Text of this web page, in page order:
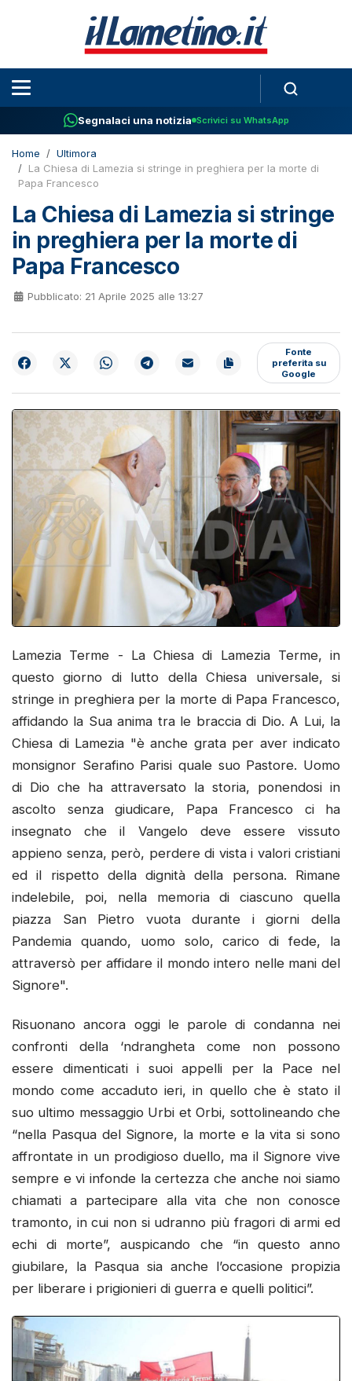
Segnalaci una notizia Scrivici su WhatsApp
Home
Ultimora
La Chiesa di Lamezia si stringe in preghiera per la morte di
Papa Francesco
La Chiesa di Lamezia si stringe
in preghiera per la morte di
Papa Francesco
Pubblicato: 21 Aprile 2025 alle 13:27
Fonte
preferita su
Google
Lamezia Terme - La Chiesa di Lamezia Terme, in
questo giorno di lutto della Chiesa universale, si
stringe in preghiera per la morte di Papa Francesco,
affidando la Sua anima tra le braccia di Dio. A Lui, la
Chiesa di Lamezia "è anche grata per aver indicato
monsignor Serafino Parisi quale suo Pastore. Uomo
di Dio che ha attraversato la storia, ponendosi in
ascolto senza giudicare, Papa Francesco ci ha
insegnato che il Vangelo deve essere vissuto
appieno senza, però, perdere di vista i valori cristiani
ed il rispetto della dignità della persona. Rimane
indelebile, poi, nella memoria di ciascuno quella
piazza San Pietro vuota durante i giorni della
Pandemia quando, uomo solo, carico di fede, la
attraversò per affidare il mondo intero nelle mani del
Signore".
Risuonano ancora oggi le parole di condanna nei
confronti della ‘ndrangheta come non possono
essere dimenticati i suoi appelli per la Pace nel
mondo come accaduto ieri, in quello che è stato il
suo ultimo messaggio Urbi et Orbi, sottolineando che
“nella Pasqua del Signore, la morte e la vita si sono
affrontate in un prodigioso duello, ma il Signore vive
sempre e vi infonde la certezza che anche noi siamo
chiamati a partecipare alla vita che non conosce
tramonto, in cui non si udranno più fragori di armi ed
echi di morte”, auspicando che “in questo anno
giubilare, la Pasqua sia anche l’occasione propizia
per liberare i prigionieri di guerra e quelli politici”.